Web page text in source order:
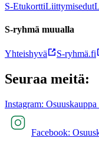
S-EtukorttiLiittymisedut
S-ryhmä muualla
Yhteishyvä S-ryhmä.fi
Seuraa meitä:
Instagram:
Facebook: